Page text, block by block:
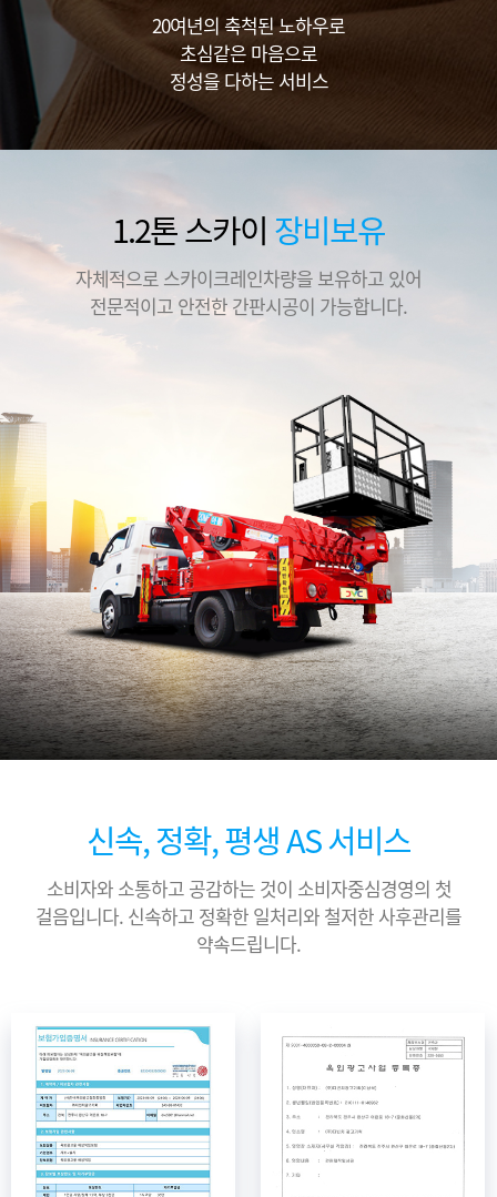
20여년의 축척된 노하우로
초심같은 마음으로
정성을 다하는 서비스
1.2톤 스카이 장비보유
자체적으로 스카이크레인차량을 보유하고 있어
전문적이고 안전한 간판시공이 가능합니다.
신속, 정확, 평생 AS 서비스
소비자와 소통하고 공감하는 것이 소비자중심경영의 첫
걸음입니다. 신속하고 정확한 일처리와 철저한 사후관리를
약속드립니다.